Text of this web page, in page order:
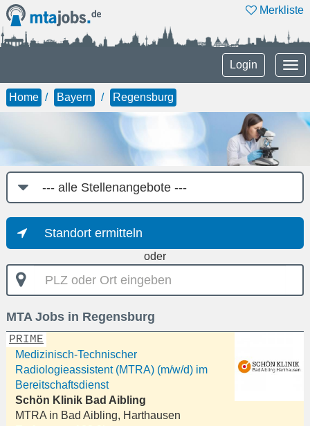
Merkliste
Login
Home Bayern Regensburg
Job-
Kategorie
Standort ermitteln
oder
PLZ
oder
eingeben
MTA Jobs in Regensburg
PRIME
Medizinisch-Technischer
Radiologieassistent (MTRA) (m/w/d) im
Bereitschaftsdienst
Schön Klinik Bad Aibling
MTRA in Bad Aibling, Harthausen